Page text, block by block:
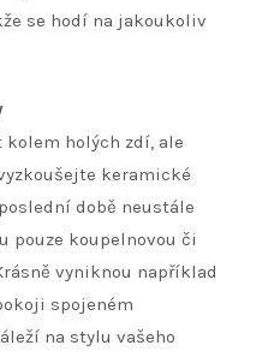
se hodí na jakoukoliv
holých zdí, ale
keramické
době neustále
pouze koupelnovou či
vyniknou například
spojeném
na stylu vašeho